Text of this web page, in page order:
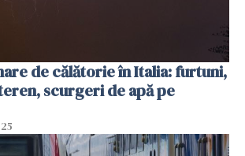
de călătorie în Italia: furtuni,
scurgeri de apă pe